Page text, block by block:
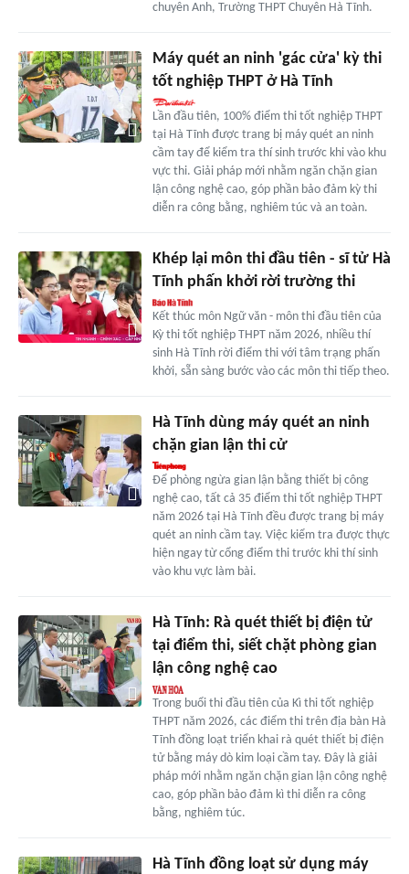
chuyên Anh, Trường THPT Chuyên Hà Tĩnh.
Máy quét an ninh 'gác cửa' kỳ thi
tốt nghiệp THPT ở Hà Tĩnh
Lần đầu tiên, 100% điểm thi tốt nghiệp THPT
tại Hà Tĩnh được trang bị máy quét an ninh
cầm tay để kiểm tra thí sinh trước khi vào khu
vực thi. Giải pháp mới nhằm ngăn chặn gian
lận công nghệ cao, góp phần bảo đảm kỳ thi
diễn ra công bằng, nghiêm túc và an toàn.
Khép lại môn thi đầu tiên - sĩ tử Hà
Tĩnh phấn khởi rời trường thi
Kết thúc môn Ngữ văn - môn thi đầu tiên của
Kỳ thi tốt nghiệp THPT năm 2026, nhiều thí
sinh Hà Tĩnh rời điểm thi với tâm trạng phấn
khởi, sẵn sàng bước vào các môn thi tiếp theo.
Hà Tĩnh dùng máy quét an ninh
chặn gian lận thi cử
Để phòng ngừa gian lận bằng thiết bị công
nghệ cao, tất cả 35 điểm thi tốt nghiệp THPT
năm 2026 tại Hà Tĩnh đều được trang bị máy
quét an ninh cầm tay. Việc kiểm tra được thực
hiện ngay từ cổng điểm thi trước khi thí sinh
vào khu vực làm bài.
Hà Tĩnh: Rà quét thiết bị điện tử
tại điểm thi, siết chặt phòng gian
lận công nghệ cao
Trong buổi thi đầu tiên của Kì thi tốt nghiệp
THPT năm 2026, các điểm thi trên địa bàn Hà
Tĩnh đồng loạt triển khai rà quét thiết bị điện
tử bằng máy dò kim loại cầm tay. Đây là giải
pháp mới nhằm ngăn chặn gian lận công nghệ
cao, góp phần bảo đảm kì thi diễn ra công
bằng, nghiêm túc.
Hà Tĩnh đồng loạt sử dụng máy